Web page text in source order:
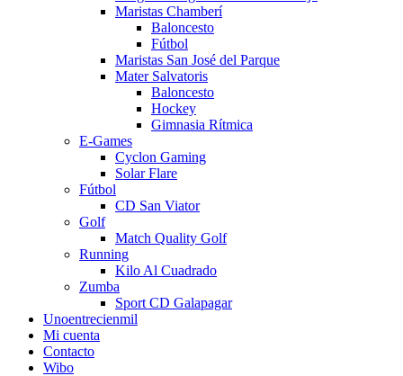
Maristas Chamberí
Baloncesto
Fútbol
Maristas San José del Parque
Mater Salvatoris
Baloncesto
Hockey
Gimnasia Rítmica
E-Games
Cyclon Gaming
Solar Flare
Fútbol
CD San Viator
Golf
Match Quality Golf
Running
Kilo Al Cuadrado
Zumba
Sport CD Galapagar
Unoentrecienmil
Mi cuenta
Contacto
Wibo